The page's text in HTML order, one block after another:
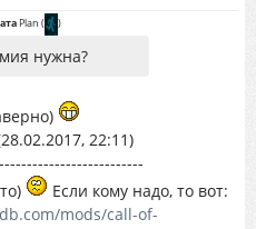
Plan ( )
нужна?
22:11)
Если кому надо, то вот:
mods/call-of-